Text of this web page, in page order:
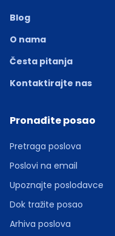
Blog
O nama
Česta pitanja
Kontaktirajte nas
Pronađite posao
Pretraga poslova
Poslovi na email
Upoznajte poslodavce
Dok tražite posao
Arhiva poslova